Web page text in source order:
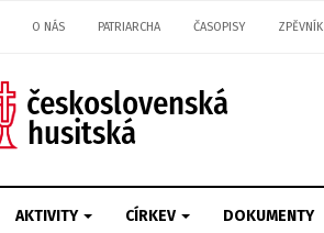
O NÁS PATRIARCHA ČASOPISY ZPĚVNÍK
AKTIVITY CÍRKEV DOKUMENTY